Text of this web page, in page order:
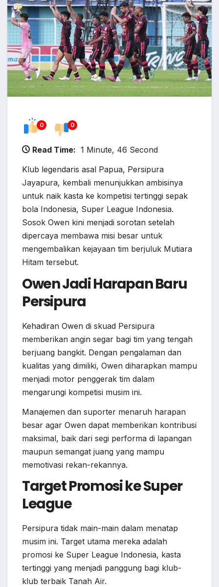
0 0
Read Time: 1 Minute, 46 Second
Klub legendaris asal Papua, Persipura
Jayapura, kembali menunjukkan ambisinya
untuk naik kasta ke kompetisi tertinggi sepak
bola Indonesia, Super League Indonesia.
Sosok Owen kini menjadi sorotan setelah
dipercaya membawa misi besar untuk
mengembalikan kejayaan tim berjuluk Mutiara
Hitam tersebut.
Owen Jadi Harapan Baru
Persipura
Kehadiran Owen di skuad Persipura
memberikan angin segar bagi tim yang tengah
berjuang bangkit. Dengan pengalaman dan
kualitas yang dimiliki, Owen diharapkan mampu
menjadi motor penggerak tim dalam
mengarungi kompetisi musim ini.
Manajemen dan suporter menaruh harapan
besar agar Owen dapat memberikan kontribusi
maksimal, baik dari segi performa di lapangan
maupun semangat juang yang mampu
memotivasi rekan-rekannya.
Target Promosi ke Super
League
Persipura tidak main-main dalam menatap
musim ini. Target utama mereka adalah
promosi ke Super League Indonesia, kasta
tertinggi yang menjadi panggung bagi klub-
klub terbaik Tanah Air.